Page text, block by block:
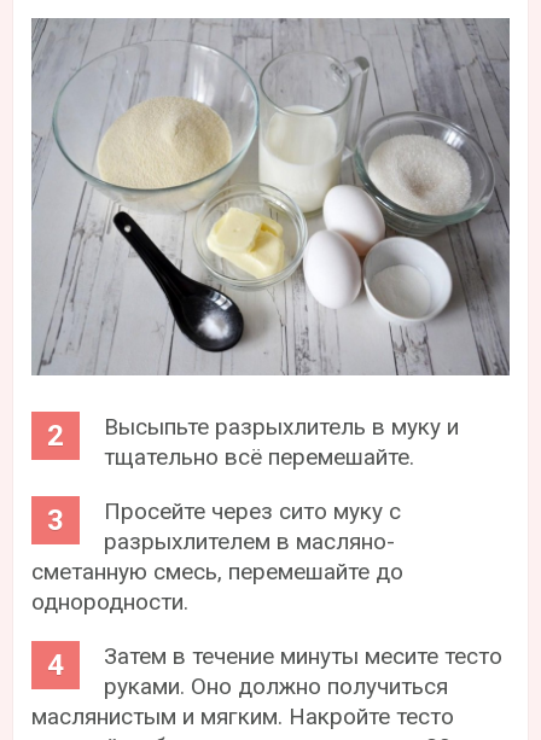
Высыпьте разрыхлитель в муку и
тщательно всё перемешайте.
Просейте через сито муку с
разрыхлителем в масляно-
сметанную смесь, перемешайте до
однородности.
Затем в течение минуты месите тесто
руками. Оно должно получиться
маслянистым и мягким. Накройте тесто